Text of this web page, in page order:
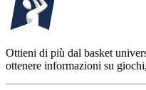
Ottieni di più dal basket
ottenere informazioni su